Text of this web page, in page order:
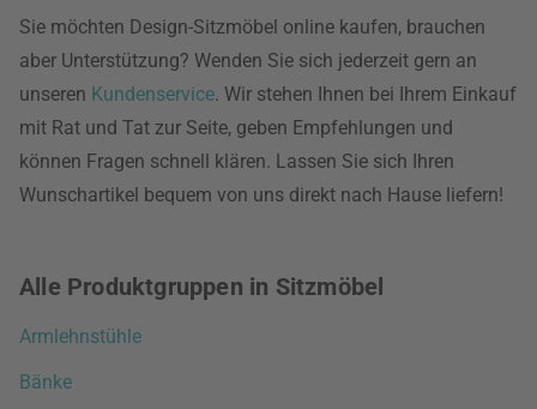
Sie möchten Design-Sitzmöbel online kaufen, brauchen
aber Unterstützung? Wenden Sie sich jederzeit gern an
unseren Kundenservice. Wir stehen Ihnen bei Ihrem Einkauf
mit Rat und Tat zur Seite, geben Empfehlungen und
können Fragen schnell klären. Lassen Sie sich Ihren
Wunschartikel bequem von uns direkt nach Hause liefern!
Alle Produktgruppen in Sitzmöbel
Armlehnstühle
Bänke